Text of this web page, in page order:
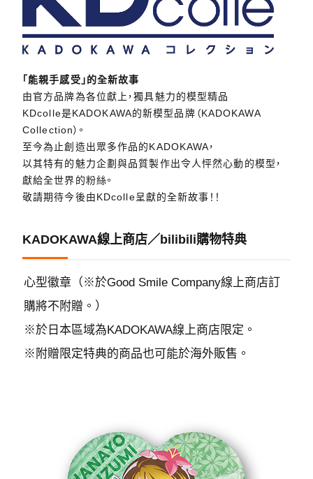
「能親手感受」的全新故事
由官方品牌為各位獻上，獨具魅力的模型精品
KDcolle是KADOKAWA的新模型品牌（KADOKAWA
Collection）。
至今為止創造出眾多作品的KADOKAWA，
以其特有的魅力企劃與品質製作出令人怦然心動的模型，
獻給全世界的粉絲。
敬請期待今後由KDcolle呈獻的全新故事！！
KADOKAWA線上商店／bilibili購物特典
心型徽章（※於Good Smile Company線上商店訂
購將不附贈。）
※於日本區域為KADOKAWA線上商店限定。
※附贈限定特典的商品也可能於海外販售。